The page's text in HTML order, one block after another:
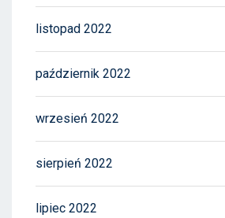
listopad 2022
październik 2022
wrzesień 2022
sierpień 2022
lipiec 2022